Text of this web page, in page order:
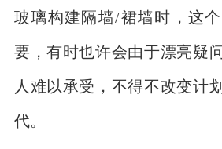
玻璃构建隔墙/裙墙时，这
要，有时也许会由于漂亮疑
人难以承受，不得不改变计
代。